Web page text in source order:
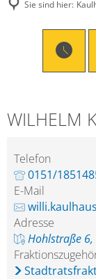
Sie sind hier:
WILHELM
Telefon
0151/
E-Mail
Adresse
Hohlstraße